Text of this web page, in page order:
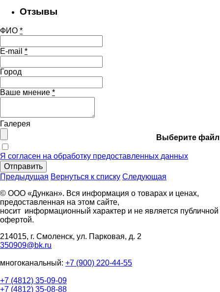
Отзывы
ФИО *
E-mail *
Город
Ваше мнение *
Галерея
Выберите файл
Я согласен на обработку предоставленных данных
Отправить
Предыдущая Вернуться к списку Следующая
© ООО «Дункан». Вся информация о товарах и ценах,
предоставленная на этом сайте,
носит информационный характер и не является публичной
офертой.
214015, г. Смоленск, ул. Парковая, д. 2
350909@bk.ru
многоканальный: +7 (900) 220-44-55
+7 (4812) 35-09-09
+7 (4812) 35-08-88